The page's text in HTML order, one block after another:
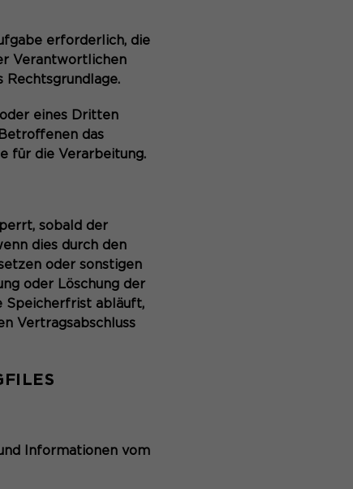
erforderlich, die
Verantwortlichen
Rechtsgrundlage.
eines Dritten
das
für die Verarbeitung.
sobald der
dies durch den
oder sonstigen
oder Löschung der
Speicherfrist abläuft,
Vertragsabschluss
Informationen vom